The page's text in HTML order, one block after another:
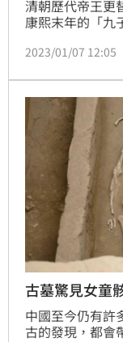
清朝歷代帝王更
康熙末年的「九
四子雍親王胤禛
《甄嬛傳》裡的
2023/01/07 12:05
古墓驚見女童
中國至今仍有許
古的發現，都會